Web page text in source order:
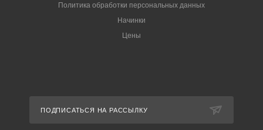
Политика обработки персональных данных
Начинки
Цены
ПОДПИСАТЬСЯ НА РАССЫЛКУ